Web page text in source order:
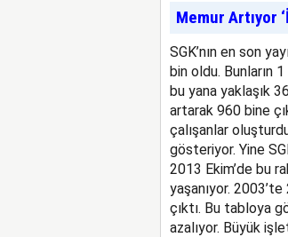
Memur Artıyor
SGK’nın en son
bin oldu. Bunların
bu yana yaklaşık
artarak 960 bine
çalışanlar
gösteriyor. Yine
2013 Ekim’de bu
yaşanıyor.
çıktı. Bu tabloya
azalıyor. Büyük